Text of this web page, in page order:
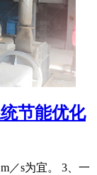
节能优化
／s为宜。 3、一